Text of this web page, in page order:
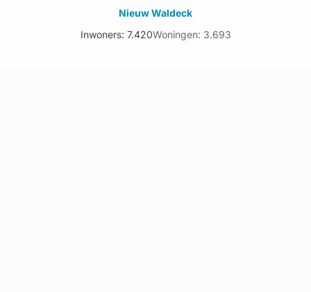
Nieuw Waldeck
Inwoners: 7.420Woningen: 3.693